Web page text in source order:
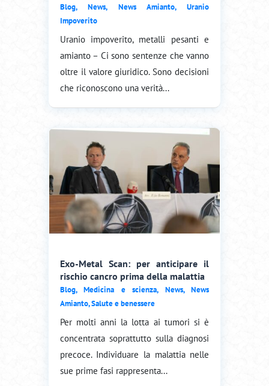
Blog,News, News Amianto,Uranio
Impoverito
Uranio impoverito, metalli pesanti e
amianto – Ci sono sentenze che vanno
oltre il valore giuridico. Sono decisioni
che riconoscono una verità...
Exo-Metal Scan: per anticipare il
rischio cancro prima della malattia
Blog,Medicina e scienza, News,News
Amianto,Salute e benessere
Per molti anni la lotta ai tumori si è
concentrata soprattutto sulla diagnosi
precoce. Individuare la malattia nelle
sue prime fasi rappresenta...